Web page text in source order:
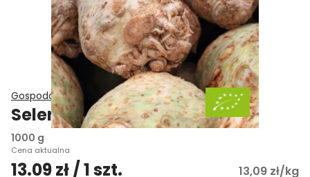
Gospodarstwo Ekologiczne Jany
Seler EKO
1000 g
Cena aktualna
13.09 zł / 1 szt. 13,09 zł/kg